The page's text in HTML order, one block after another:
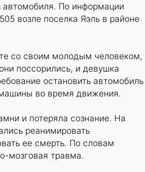
автомобиля. По информации
возле поселка Яэль в районе
со своим молодым человеком,
поссорились, и девушка
остановить автомобиль
во время движения.
и потеряла сознание. На
реанимировать
ее смерть. По словам
мозговая травма.